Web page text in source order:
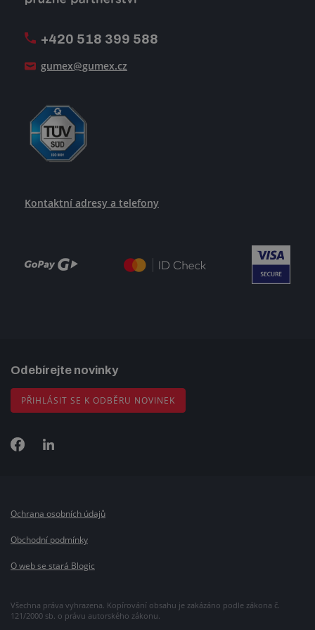
+420 518 399 588
gumex@gumex.cz
Kontaktní adresy a telefony
Firemní časopis Géčko
Odebírejte novinky
PŘIHLÁSIT SE K ODBĚRU NOVINEK
Všechna práva vyhrazena. Kopírování obsahu je zakázáno podle zákona č.
121/2000 sb. o právu autorského zákonu.
Ochrana osobních údajů
Obchodní podmínky
O web se stará Blogic